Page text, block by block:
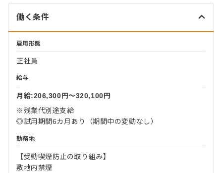
働く条件
雇用形態
正社員
給与
月給:206,300円〜320,100円
※残業代別途支給
◎試用期間6カ月あり（期間中の変動なし）
勤務地
【受動喫煙防止の取り組み】
敷地内禁煙